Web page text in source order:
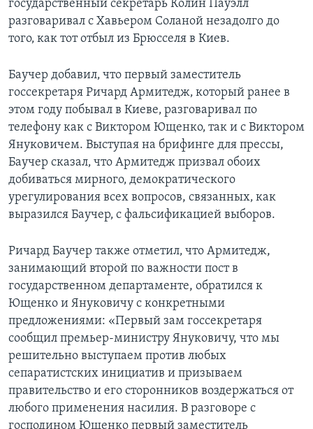
государственный секретарь Колин Пауэлл
разговаривал с Хавьером Соланой незадолго до
того‚ как тот отбыл из Брюсселя в Киев.
Баучер добавил‚ что первый заместитель
госсекретаря Ричард Армитедж‚ который ранее в
этом году побывал в Киеве‚ разговаривал по
телефону как с Виктором Ющенко‚ так и с Виктором
Януковичем. Выступая на брифинге для прессы,
Баучер сказал‚ что Армитедж призвал обоих
добиваться мирного‚ демократического
урегулирования всех вопросов, связанных‚ как
выразился Баучер‚ с фальсификацией выборов.
Ричард Баучер также отметил‚ что Армитедж,
занимающий второй по важности пост в
государственном департаменте, обратился к
Ющенко и Януковичу с конкретными
предложениями: «Первый зам госсекретаря
сообщил премьер-министру Януковичу, что мы
решительно выступаем против любых
сепаратистских инициатив и призываем
правительство и его сторонников воздержаться от
любого применения насилия. В разговоре с
господином Ющенко первый заместитель